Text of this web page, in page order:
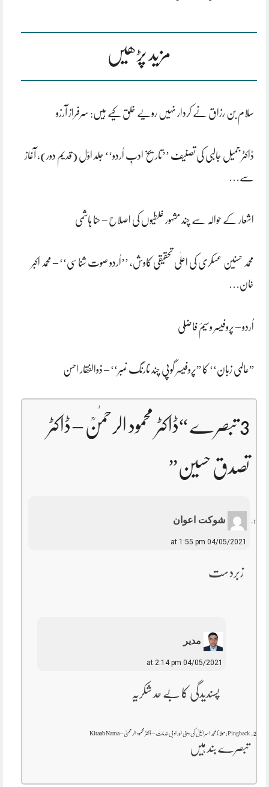
مزید پڑھیں
سلام بن رزاق نے کردار نہیں رویے خلق کیے ہیں: سرفراز آرزو
ڈاکٹر جمیل جالبی کی تصنیف ’’تاریخ ادبِ اُردو‘‘ جلد اوّل (قدیم دور)، آغاز
سے…
اشعار کے حوالہ سے چند مشہور غلطیوں کی اصلاح – حنا ہاشمی
محمد حسنین عسکری کی اعلٰی تحقیقی کاوش، ’’اُردو صوت شناسی‘‘ – محمد اکبر
خان…
اُردو – پروفیسر وسیمؔ فاضلی
”عالمی زبان‘‘ کا ”پروفیسر گوپی چند نارنگ نمبر‘‘ – ذوالفقار احسن
3 تبصرے “ ڈاکٹر محمود الرحمٰنؒ – ڈاکٹر
تصدق حسین”
شوکت اعوان
04/05/2021 at 1:55 pm
زبردست
مدیر
04/05/2021 at 2:14 pm
پسندیدگی کا بے حد شکریہ
Pingback: مولانا محمد اسرائیلؒ کی دینی اور ادبی خدمات – ڈاکٹر محمود الرحمٰنؒ – Kitaab Nama
تبصرے بند ہیں